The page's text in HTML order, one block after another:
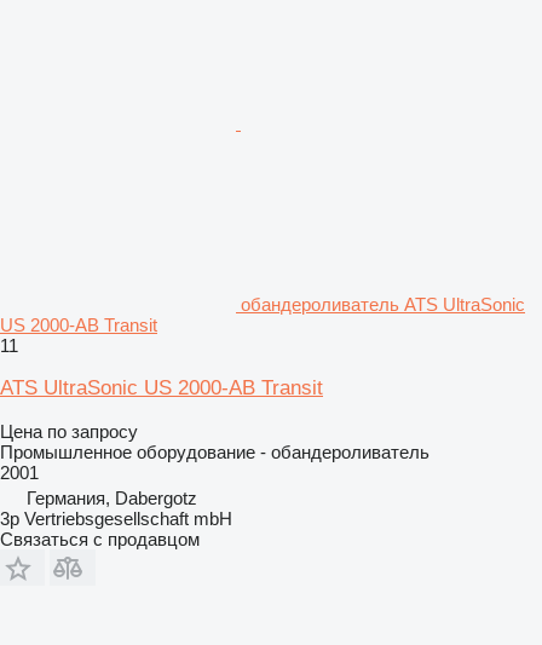
обандероливатель ATS UltraSonic
US 2000-AB Transit
11
ATS UltraSonic US 2000-AB Transit
Цена по запросу
Промышленное оборудование - обандероливатель
2001
Германия, Dabergotz
3p Vertriebsgesellschaft mbH
Связаться с продавцом